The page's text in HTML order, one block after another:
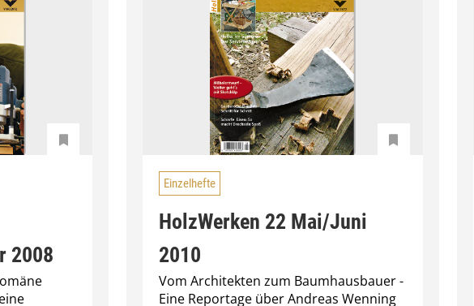
2008
Einzelhefte
HolzWerken 22 Mai/Juni
2010
Vom Architekten zum Baumhausbauer -
Eine Reportage über Andreas Wenning